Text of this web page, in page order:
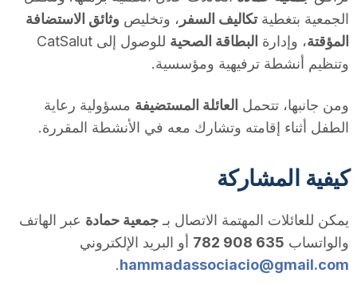
a
g
o
a
الجمعية بتغطيةتكاليف السفر ، وتخليص وثائق الاستضافة
المؤقتة، وإدارة البطاقة الصحية
للوصول إلى CatSalut
وتنظيم أنشطة ترفيهية ومؤسسية.
ومن جانبها، تتحمل العائلة المستضيفة مسؤولية رعاية
الطفل أثناء إقامته وتشارك معه في الأنشطة المقررة.
كيفية المشاركة
يمكن للعائلات المهتمة الاتصال بـ جمعية حمادة عبر الهاتف
والواتساب 635 908 782
أو البريد الإلكتروني
hammadassociacio@gmail.com
.